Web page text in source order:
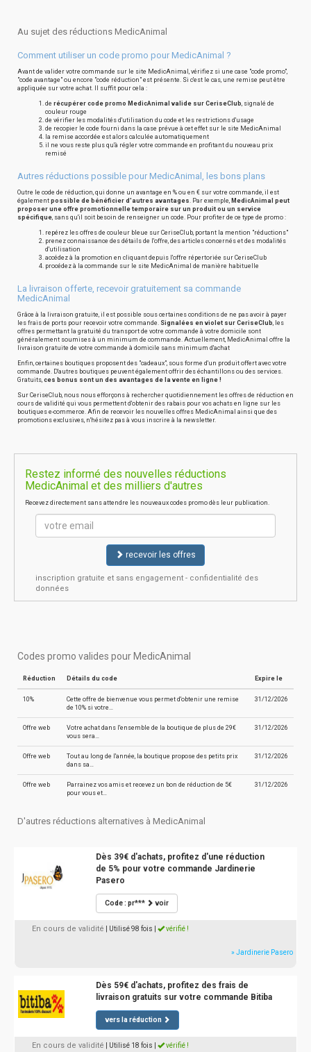
Au sujet des réductions MedicAnimal
Comment utiliser un code promo pour MedicAnimal ?
Avant de valider votre commande sur le site MedicAnimal, vérifiez si une case "code promo",
"code avantage" ou encore "code réduction" est présente. Si c'est le cas, une remise peut être
appliquée sur votre achat. Il suffit pour cela :
de récupérer code promo MedicAnimal valide sur CeriseClub, signalé de
couleur rouge
de vérifier les modalités d'utilisation du code et les restrictions d'usage
de recopier le code fourni dans la case prévue à cet effet sur le site MedicAnimal
la remise accordée est alors calculée automatiquement
il ne vous reste plus qu'à régler votre commande en profitant du nouveau prix
remisé
Autres réductions possible pour MedicAnimal, les bons plans
Outre le code de réduction, qui donne un avantage en % ou en € sur votre commande, il est
également possible de bénéficier d'autres avantages. Par exemple, MedicAnimal peut
proposer une offre promotionnelle temporaire sur un produit ou un service
spécifique, sans qu'il soit besoin de renseigner un code. Pour profiter de ce type de promo :
repérez les offres de couleur bleue sur CeriseClub, portant la mention "réductions"
prenez connaissance des détails de l'offre, des articles concernés et des modalités
d'utilisation
accédez à la promotion en cliquant depuis l'offre répertoriée sur CeriseClub
procédez à la commande sur le site MedicAnimal de manière habituelle
La livraison offerte, recevoir gratuitement sa commande
MedicAnimal
Grâce à la livraison gratuite, il est possible sous certaines conditions de ne pas avoir à payer
les frais de ports pour recevoir votre commande. Signalées en violet sur CeriseClub, les
offres permettant la gratuité du transport de votre commande à votre domicile sont
généralement soumises à un minimum de commande. Actuellement, MedicAnimal offre la
livraison gratuite de votre commande à domicile sans minimum d'achat
Enfin, certaines boutiques proposent des "cadeaux", sous forme d'un produit offert avec votre
commande. D'autres boutiques peuvent également offrir des échantillons ou des services.
Gratuits, ces bonus sont un des avantages de la vente en ligne !
Sur CeriseClub, nous nous efforçons à rechercher quotidiennement les offres de réduction en
cours de validité qui vous permettent d'obtenir des rabais pour vos achats en ligne sur les
boutiques e-commerce. Afin de recevoir les nouvelles offres MedicAnimal ainsi que des
promotions exclusives, n'hésitez pas à vous inscrire à la newsletter.
Restez informé des nouvelles réductions
MedicAnimal et des milliers d'autres
Recevez directement sans attendre les nouveaux codes promo dès leur publication.
recevoir les offres
inscription gratuite et sans engagement - confidentialité des
données
Codes promo valides pour MedicAnimal
Réduction Détails du code Expire le
10%
Cette offre de bienvenue vous permet d'obtenir une remise
de 10% si votre…
31/12/2026
Offre web
Votre achat dans l'ensemble de la boutique de plus de 29€
vous sera…
31/12/2026
Offre web
Tout au long de l'année, la boutique propose des petits prix
dans sa…
31/12/2026
Offre web
Parrainez vos amis et recevez un bon de réduction de 5€
pour vous et…
31/12/2026
D'autres réductions alternatives à MedicAnimal
Dès 39€ d'achats, profitez d'une réduction
de 5% pour votre commande Jardinerie
Pasero
Code : pr*** voir
En cours de validité | Utilisé 98 fois vérifié !
» Jardinerie Pasero
Dès 59€ d'achats, profitez des frais de
livraison gratuits sur votre commande Bitiba
vers la réduction
En cours de validité | Utilisé 18 fois vérifié !